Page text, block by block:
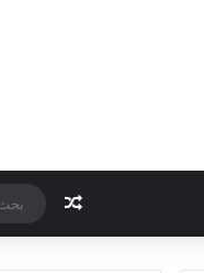
مقال